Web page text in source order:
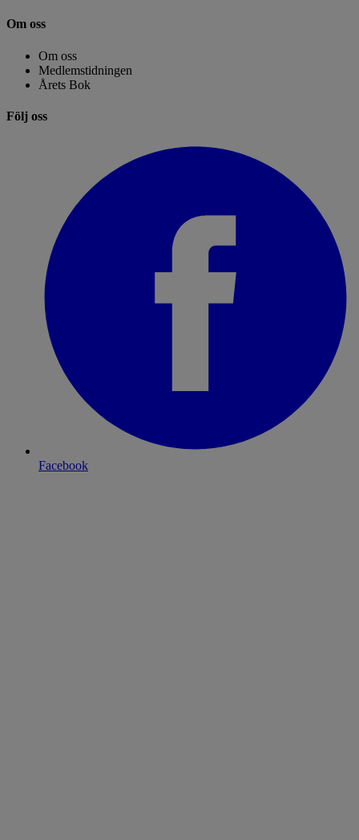
Om oss
Om oss
Medlemstidningen
Årets Bok
Följ oss
Facebook